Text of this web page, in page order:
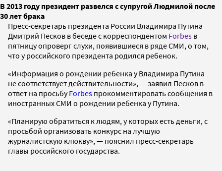
В 2013 году президент развелся с супругой Людмилой после
30 лет брака
Пресс-секретарь президента России Владимира Путина
Дмитрий Песков в беседе с корреспондентом Forbes в
пятницу опроверг слухи, появившиеся в ряде СМИ, о том,
что у российского президента родился ребенок.
«Информация о рождении ребенка у Владимира Путина
не соответствует действительности», — заявил Песков в
ответ на просьбуForbes прокомментировать сообщения в
иностранных СМИ о рождении ребенка у Путина.
«Планирую обратиться к людям, у которых есть деньги, с
просьбой организовать конкурс на лучшую
журналистскую клюкву», — пояснил пресс-секретарь
главы российского государства.